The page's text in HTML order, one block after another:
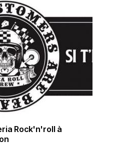
Rock'n'roll à